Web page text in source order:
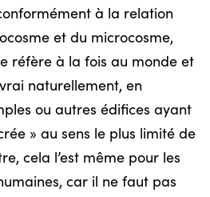
à la relation
et du microcosme,
réfère à la fois au monde et
naturellement, en
ou autres édifices ayant
» au sens le plus limité de
cela l’est même pour les
car il ne faut pas